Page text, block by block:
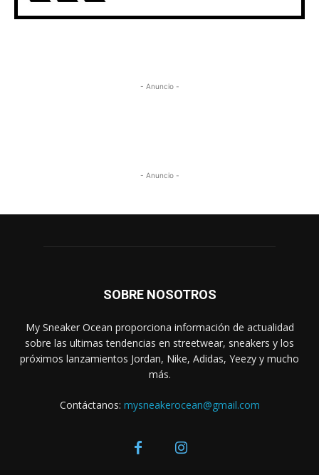
- Anuncio -
- Anuncio -
SOBRE NOSOTROS
My Sneaker Ocean proporciona información de actualidad
sobre las ultimas tendencias en streetwear, sneakers y los
próximos lanzamientos Jordan, Nike, Adidas, Yeezy y mucho
más.
Contáctanos: mysneakerocean@gmail.com